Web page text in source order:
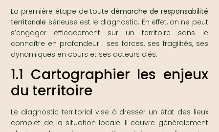
La première étape de toutedémarche de responsabilité
territoriale sérieuse est le diagnostic. En effet, on ne peut
s’engager efficacement sur un territoire sans le
connaître en profondeur : ses forces, ses fragilités, ses
dynamiques en cours et ses acteurs clés.
1.1 Cartographier les enjeux
du territoire
Le diagnostic territorial vise à dresser un état des lieux
complet de la situation locale. Il couvre généralement